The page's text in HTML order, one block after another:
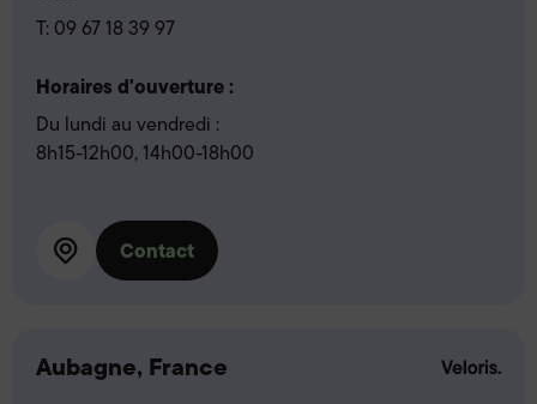
T: 09 67 18 39 97
Horaires d'ouverture :
Du lundi au vendredi :
8h15-12h00, 14h00-18h00
Contact
Aubagne, France